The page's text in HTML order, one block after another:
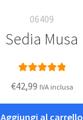
06409
Sedia Musa
€42,99 IVA inclusa
Aggiungi al carrello